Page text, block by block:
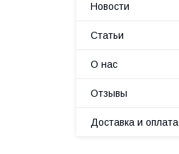
Новости
Статьи
О нас
Отзывы
Доставка и оплата